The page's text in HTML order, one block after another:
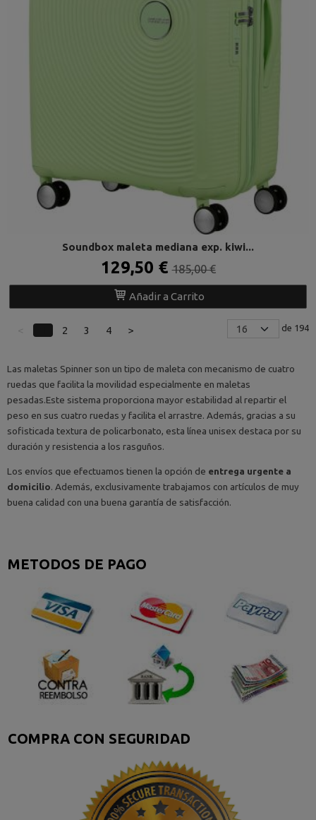
METODOS DE PAGO
COMPRA CON SEGURIDAD
Soundbox maleta mediana exp. kiwi...
129,50 €185,00 €
Añadir a Carrito
2 3 4 > de 194
Las maletas Spinner son un tipo de maleta con mecanismo de cuatro
ruedas que facilita la movilidad especialmente en maletas
pesadas.Este sistema proporciona mayor estabilidad al repartir el
peso en sus cuatro ruedas y facilita el arrastre. Además, gracias a su
sofisticada textura de policarbonato, esta línea unisex destaca por su
duración y resistencia a los rasguños.
Los envíos que efectuamos tienen la opción de entrega urgente a
domicilio. Además, exclusivamente trabajamos con artículos de muy
buena calidad con una buena garantía de satisfacción.